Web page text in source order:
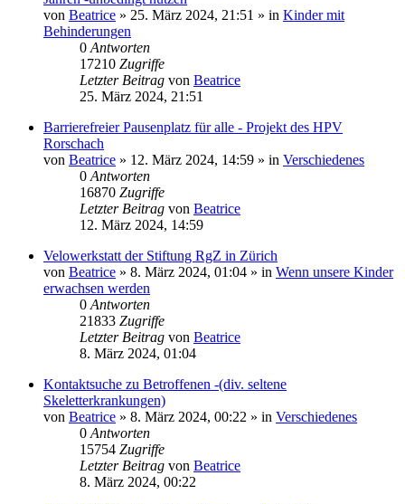
von Beatrice » 25. März 2024, 21:51 » in Kinder mit
Behinderungen
0 Antworten
17210 Zugriffe
Letzter Beitrag von Beatrice
25. März 2024, 21:51
Barrierefreier Pausenplatz für alle - Projekt des HPV
Rorschach
von Beatrice » 12. März 2024, 14:59 » in Verschiedenes
0 Antworten
16870 Zugriffe
Letzter Beitrag von Beatrice
12. März 2024, 14:59
Velowerkstatt der Stiftung RgZ in Zürich
von Beatrice » 8. März 2024, 01:04 » in Wenn unsere Kinder
erwachsen werden
0 Antworten
21833 Zugriffe
Letzter Beitrag von Beatrice
8. März 2024, 01:04
Kontaktsuche zu Betroffenen -(div. seltene
Skeletterkrankungen)
von Beatrice » 8. März 2024, 00:22 » in Verschiedenes
0 Antworten
15754 Zugriffe
Letzter Beitrag von Beatrice
8. März 2024, 00:22